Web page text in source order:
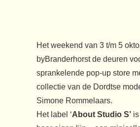
Het weekend van 3 t/m 5
byBranderhorst de deuren
sprankelende pop-up store
collectie van de Dordtse
Simone Rommelaars.
Het label ‘About Studio S’is